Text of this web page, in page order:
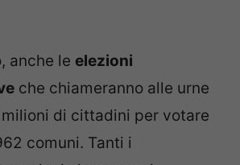
anche le elezioni
che chiameranno alle urne
di cittadini per votare
comuni. Tanti i